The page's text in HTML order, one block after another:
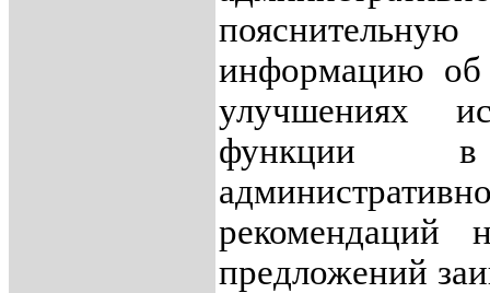
информацию об
улучшениях
функции
рекомендаций
предложений